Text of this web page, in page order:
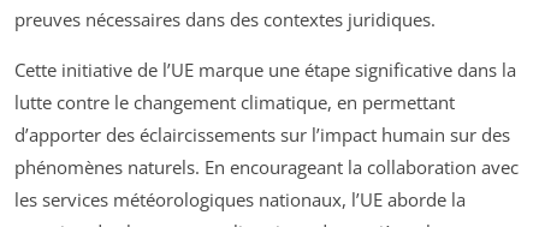
preuves nécessaires dans des contextes juridiques.
Cette initiative de l’UE marque une étape significative dans la
lutte contre le changement climatique, en permettant
d’apporter des éclaircissements sur l’impact humain sur des
phénomènes naturels. En encourageant la collaboration avec
les services météorologiques nationaux, l’UE aborde la